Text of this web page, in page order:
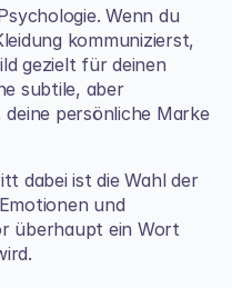
Wenn du
kommunizierst,
gezielt für deinen
subtile, aber
persönliche Marke
dabei ist die Wahl der
und
überhaupt ein Wort